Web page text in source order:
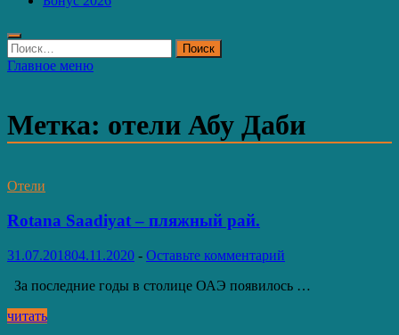
Найти:
Главное меню
Метка: отели Абу Даби
Отели
Rotana Saadiyat – пляжный рай.
31.07.201804.11.2020 - Оставьте комментарий
За последние годы в столице ОАЭ появилось …
Rotana
читать